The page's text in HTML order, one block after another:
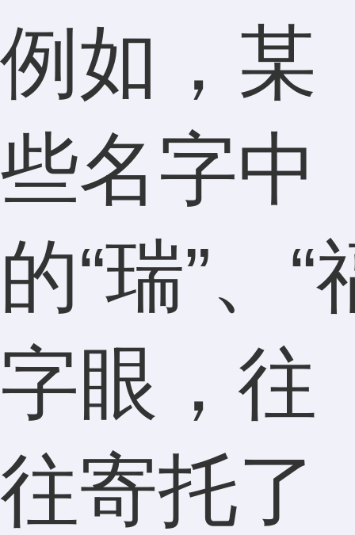
例如，某
些名字中
的“瑞”、“
字眼，往
往寄托了